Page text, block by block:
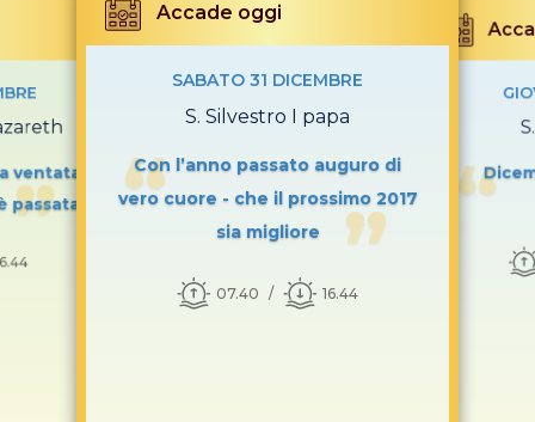
ventata,
passata
Accade oggi
SABATO 31 DICEMBRE
S. Silvestro I papa
Con l’anno passato auguro di
vero cuore - che il prossimo 2017
sia migliore
07.40 16.44